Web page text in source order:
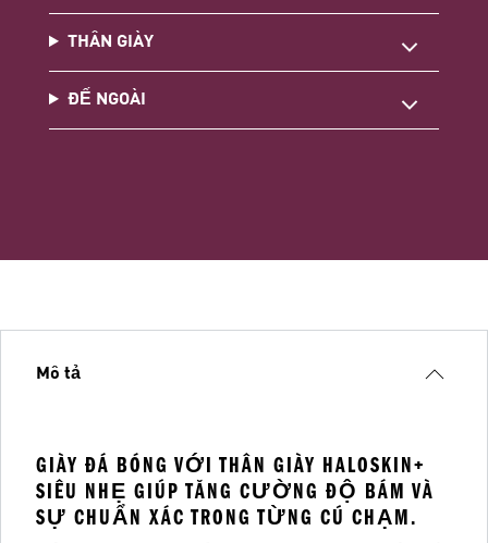
THÂN GIÀY
ĐẾ NGOÀI
Mô tả
GIÀY ĐÁ BÓNG VỚI THÂN GIÀY HALOSKIN+
SIÊU NHẸ GIÚP TĂNG CƯỜNG ĐỘ BÁM VÀ
SỰ CHUẨN XÁC TRONG TỪNG CÚ CHẠM.